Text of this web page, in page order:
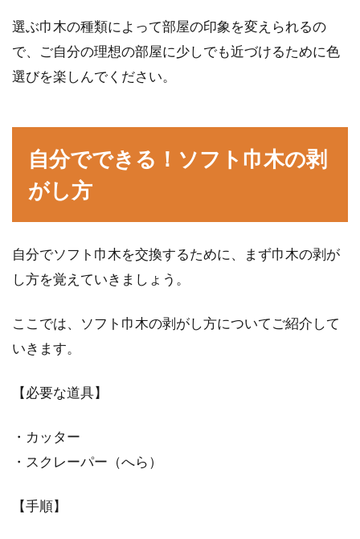
選ぶ巾木の種類によって部屋の印象を変えられるの
で、ご自分の理想の部屋に少しでも近づけるために色
選びを楽しんでください。
自分でできる！ソフト巾木の剥
がし方
自分でソフト巾木を交換するために、まず巾木の剥が
し方を覚えていきましょう。
ここでは、ソフト巾木の剥がし方についてご紹介して
いきます。
【必要な道具】
・カッター
・スクレーパー（へら）
【手順】